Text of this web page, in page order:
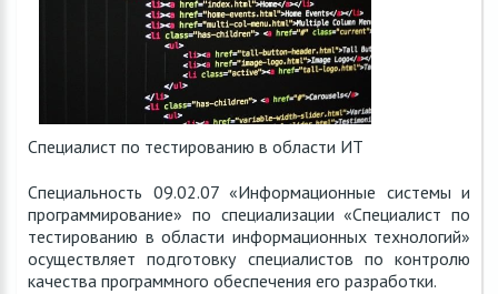
Специалист по тестированию в области ИТ
Специальность 09.02.07 «Информационные системы и
программирование» по специализации «Специалист по
тестированию в области информационных технологий»
осуществляет подготовку специалистов по контролю
качества программного обеспечения его разработки.